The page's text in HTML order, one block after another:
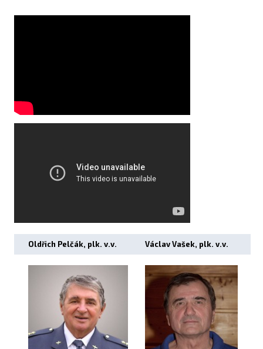
Oldřich Pelčák, plk. v.v. Václav Vašek, plk. v.v.